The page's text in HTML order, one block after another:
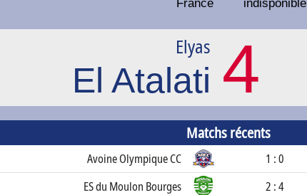
France indisponible
4
Elyas
El Atalati
Matchs récents
Avoine Olympique CC 1 : 0
ES du Moulon Bourges 2 : 4